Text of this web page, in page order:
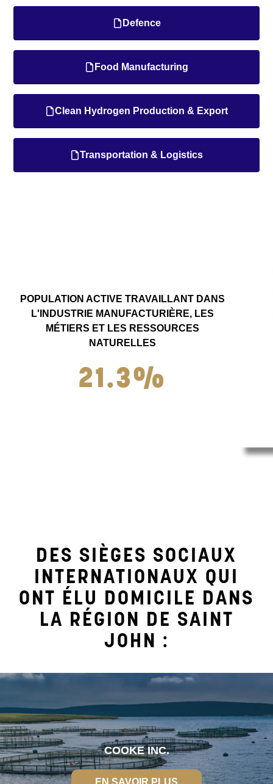
Defence
Food Manufacturing
Clean Hydrogen Production & Export
Transportation & Logistics
POPULATION ACTIVE TRAVAILLANT DANS
L'INDUSTRIE MANUFACTURIÈRE, LES
MÉTIERS ET LES RESSOURCES
NATURELLES
21.3%
DES SIÈGES SOCIAUX
INTERNATIONAUX QUI
ONT ÉLU DOMICILE DANS
LA RÉGION DE SAINT
JOHN :
COOKE INC.